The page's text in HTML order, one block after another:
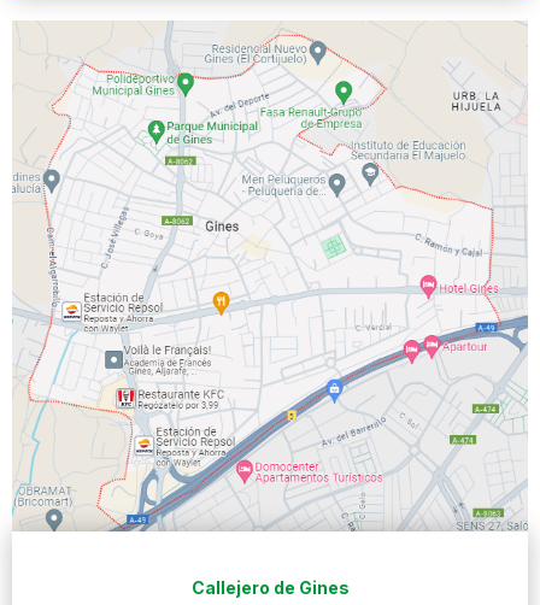
Callejero de Gines